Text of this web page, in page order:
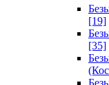
[19]
[35]